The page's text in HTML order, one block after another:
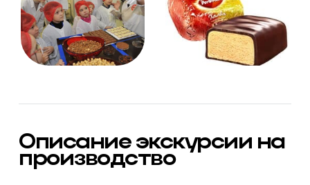
Описание экскурсии на
производство